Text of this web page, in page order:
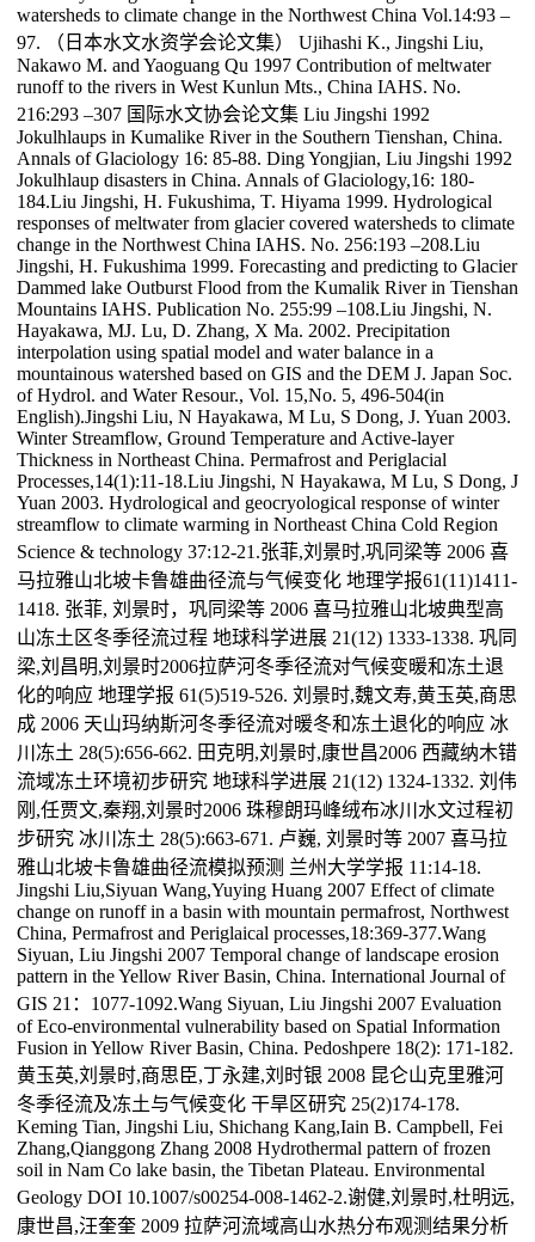
watersheds to climate change in the Northwest China Vol.14:93 –
97. （日本水文水资学会论文集） Ujihashi K., Jingshi Liu,
Nakawo M. and Yaoguang Qu 1997 Contribution of meltwater
runoff to the rivers in West Kunlun Mts., China IAHS. No.
216:293 –307 国际水文协会论文集 Liu Jingshi 1992
Jokulhlaups in Kumalike River in the Southern Tienshan, China.
Annals of Glaciology 16: 85-88. Ding Yongjian, Liu Jingshi 1992
Jokulhlaup disasters in China. Annals of Glaciology,16: 180-
184.Liu Jingshi, H. Fukushima, T. Hiyama 1999. Hydrological
responses of meltwater from glacier covered watersheds to climate
change in the Northwest China IAHS. No. 256:193 –208.Liu
Jingshi, H. Fukushima 1999. Forecasting and predicting to Glacier
Dammed lake Outburst Flood from the Kumalik River in Tienshan
Mountains IAHS. Publication No. 255:99 –108.Liu Jingshi, N.
Hayakawa, MJ. Lu, D. Zhang, X Ma. 2002. Precipitation
interpolation using spatial model and water balance in a
mountainous watershed based on GIS and the DEM J. Japan Soc.
of Hydrol. and Water Resour., Vol. 15,No. 5, 496-504(in
English).Jingshi Liu, N Hayakawa, M Lu, S Dong, J. Yuan 2003.
Winter Streamflow, Ground Temperature and Active-layer
Thickness in Northeast China. Permafrost and Periglacial
Processes,14(1):11-18.Liu Jingshi, N Hayakawa, M Lu, S Dong, J
Yuan 2003. Hydrological and geocryological response of winter
streamflow to climate warming in Northeast China Cold Region
Science & technology 37:12-21.张菲,刘景时,巩同梁等 2006 喜
马拉雅山北坡卡鲁雄曲径流与气候变化 地理学报61(11)1411-
1418. 张菲, 刘景时，巩同梁等 2006 喜马拉雅山北坡典型高
山冻土区冬季径流过程 地球科学进展 21(12) 1333-1338. 巩同
梁,刘昌明,刘景时2006拉萨河冬季径流对气候变暖和冻土退
化的响应 地理学报 61(5)519-526. 刘景时,魏文寿,黄玉英,商思
成 2006 天山玛纳斯河冬季径流对暖冬和冻土退化的响应 冰
川冻土 28(5):656-662. 田克明,刘景时,康世昌2006 西藏纳木错
流域冻土环境初步研究 地球科学进展 21(12) 1324-1332. 刘伟
刚,任贾文,秦翔,刘景时2006 珠穆朗玛峰绒布冰川水文过程初
步研究 冰川冻土 28(5):663-671. 卢巍, 刘景时等 2007 喜马拉
雅山北坡卡鲁雄曲径流模拟预测 兰州大学学报 11:14-18.
Jingshi Liu,Siyuan Wang,Yuying Huang 2007 Effect of climate
change on runoff in a basin with mountain permafrost, Northwest
China, Permafrost and Periglaical processes,18:369-377.Wang
Siyuan, Liu Jingshi 2007 Temporal change of landscape erosion
pattern in the Yellow River Basin, China. International Journal of
GIS 21：1077-1092.Wang Siyuan, Liu Jingshi 2007 Evaluation
of Eco-environmental vulnerability based on Spatial Information
Fusion in Yellow River Basin, China. Pedoshpere 18(2): 171-182.
黄玉英,刘景时,商思臣,丁永建,刘时银 2008 昆仑山克里雅河
冬季径流及冻土与气候变化 干旱区研究 25(2)174-178.
Keming Tian, Jingshi Liu, Shichang Kang,Iain B. Campbell, Fei
Zhang,Qianggong Zhang 2008 Hydrothermal pattern of frozen
soil in Nam Co lake basin, the Tibetan Plateau. Environmental
Geology DOI 10.1007/s00254-008-1462-2.谢健,刘景时,杜明远,
康世昌,汪奎奎 2009 拉萨河流域高山水热分布观测结果分析